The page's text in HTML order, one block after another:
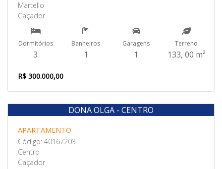
Martello
Caçador
Dormitórios
3
Banheiros
1
Garagens
1
Terreno
133, 00 m²
R$ 300.000,00
Venda
DONA OLGA - CENTRO
APARTAMENTO
Código: 40167203
Centro
Caçador